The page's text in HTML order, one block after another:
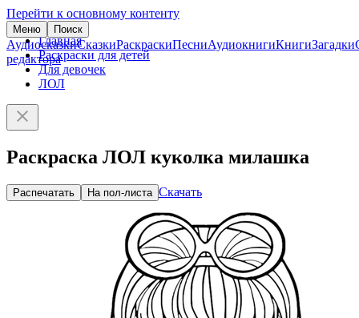
Перейти к основному контенту
Меню Поиск
АудиосказкиСказкиРаскраскиПесниАудиокнигиКнигиЗагадки
редактора
Главная
Раскраски для детей
Для девочек
ЛОЛ
Раскраска ЛОЛ куколка милашка
Распечатать На пол-листа Скачать